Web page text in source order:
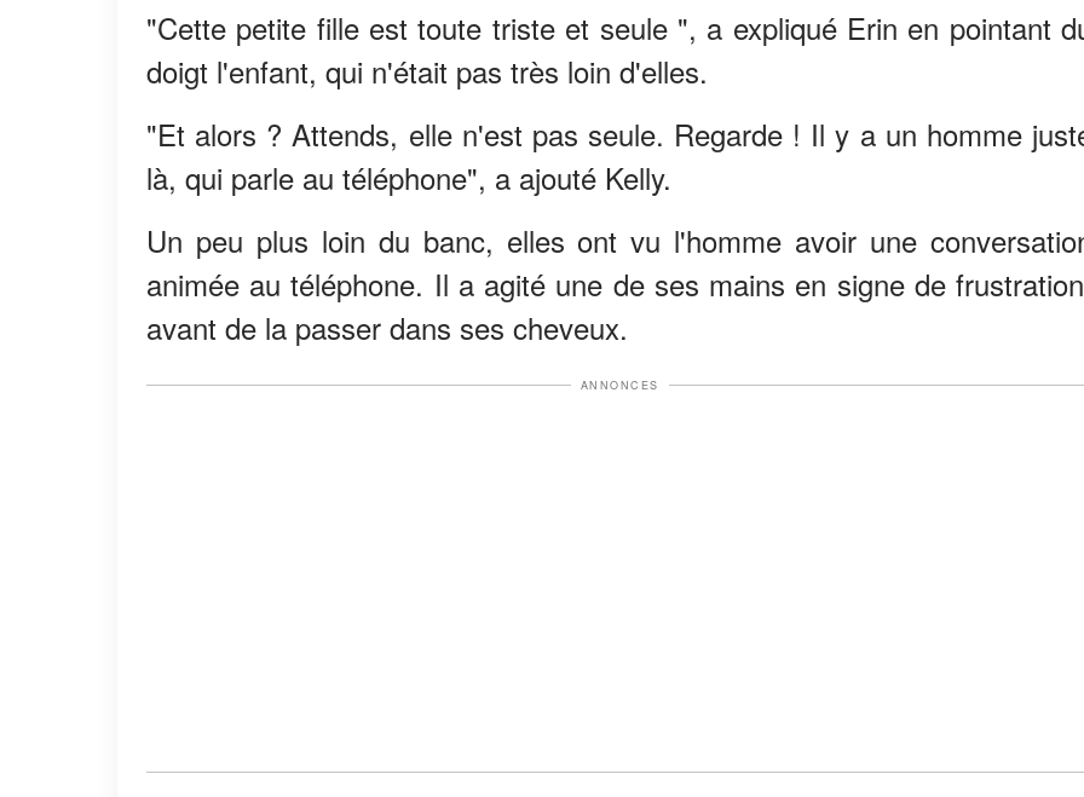
"Cette petite fille est toute triste et seule ", a expliqué Erin en pointant
doigt l'enfant, qui n'était pas très loin d'elles.
"Et alors ? Attends, elle n'est pas seule. Regarde ! Il y a un homme
là, qui parle au téléphone", a ajouté Kelly.
Un peu plus loin du banc, elles ont vu l'homme avoir une
animée au téléphone. Il a agité une de ses mains en signe de
avant de la passer dans ses cheveux.
ANNONCES